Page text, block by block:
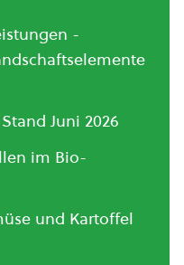
-
Juni 2026
im Bio-
und Kartoffel